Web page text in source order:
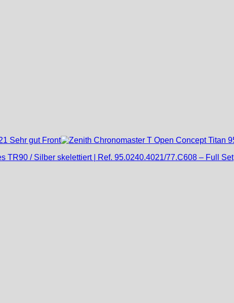
TR90 / Silber skelettiert | Ref. 95.0240.4021/77.C608 – Full Set